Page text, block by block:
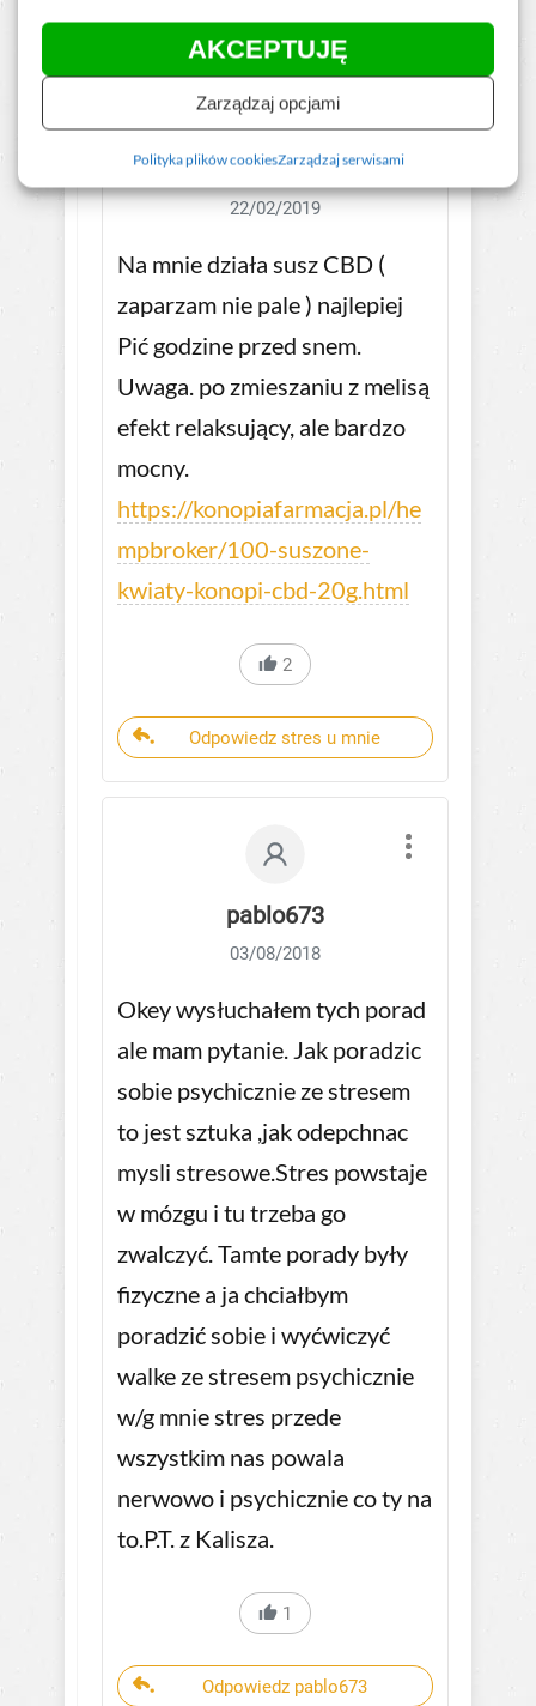
AKCEPTUJĘ
Zarządzaj opcjami
Polityka plików cookiesZarządzaj serwisami
stres u mnie
22/02/2019
Na mnie działa susz CBD (
zaparzam nie pale ) najlepiej
Pić godzine przed snem.
Uwaga. po zmieszaniu z melisą
efekt relaksujący, ale bardzo
mocny.
https://konopiafarmacja.pl/he
mpbroker/100-suszone-
kwiaty-konopi-cbd-20g.html
2
Odpowiedz stres u mnie
pablo673
03/08/2018
Okey wysłuchałem tych porad
ale mam pytanie. Jak poradzic
sobie psychicznie ze stresem
to jest sztuka ,jak odepchnac
mysli stresowe.Stres powstaje
w mózgu i tu trzeba go
zwalczyć. Tamte porady były
fizyczne a ja chciałbym
poradzić sobie i wyćwiczyć
walke ze stresem psychicznie
w/g mnie stres przede
wszystkim nas powala
nerwowo i psychicznie co ty na
to.P.T. z Kalisza.
1
Odpowiedz pablo673